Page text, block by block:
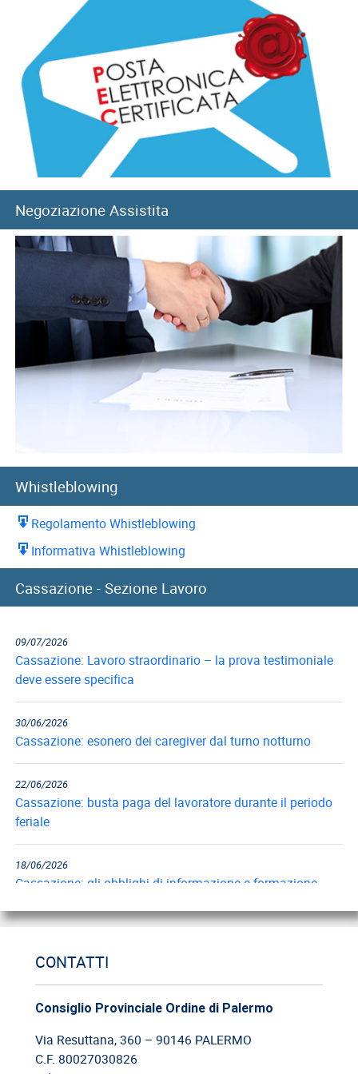
Sisma del 4 agosto: chiusura temporanea Direzione
provinciale di Pisa
08/08/2026
8 agosto, Giornata nazionale sacrificio del lavoro italiano
nel mondo
Negoziazione Assistita
Whistleblowing
Regolamento Whistleblowing
Informativa Whistleblowing
Cassazione - Sezione Lavoro
Cassazione: Lavoro straordinario – la prova testimoniale
deve essere specifica
Cassazione: esonero dei caregiver dal turno notturno
Cassazione: busta paga del lavoratore durante il periodo
feriale
Cassazione: gli obblighi di informazione e formazione
12/06/2026
08/06/2026
Cassazione: legittimità del licenziamento con email
CONTATTI
Consiglio Provinciale Ordine di Palermo
Via Resuttana, 360 – 90146 PALERMO
C.F. 80027030826